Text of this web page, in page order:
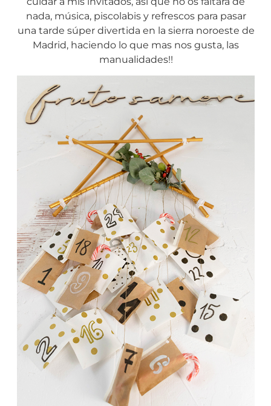
nada, música, piscolabis y refrescos para pasar
una tarde súper divertida en la sierra noroeste de
Madrid, haciendo lo que mas nos gusta, las
manualidades!!